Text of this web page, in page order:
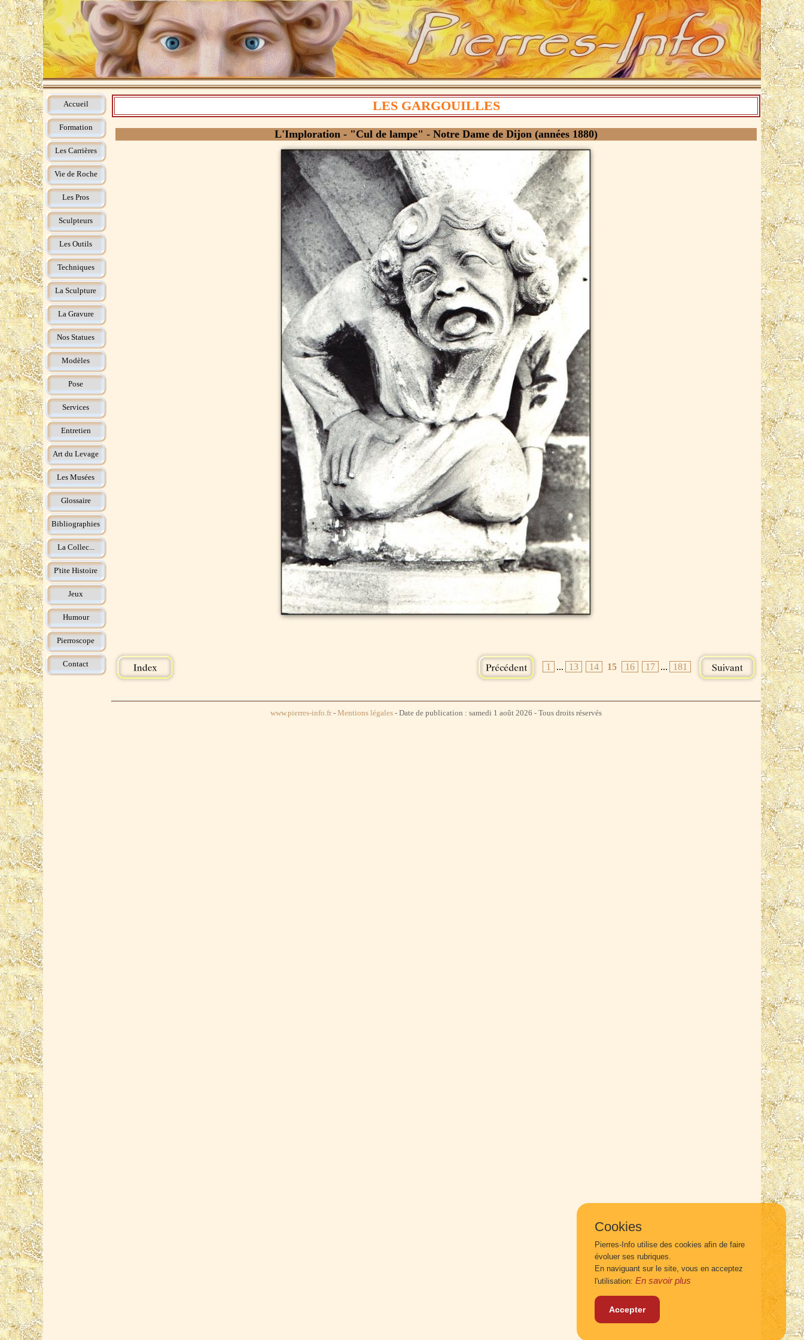
Accueil
Formation
Les Carrières
Vie de Roche
Les Pros
Sculpteurs
Les Outils
Techniques
La Sculpture
La Gravure
Nos Statues
Modèles
Pose
Services
Entretien
Art du Levage
Les Musées
Glossaire
Bibliographies
La Collec...
P'tite Histoire
Jeux
Humour
Pierroscope
Contact
LES GARGOUILLES
L'Imploration - "Cul de lampe" - Notre Dame de Dijon (années 1880)
1 ... 13 14 15 16 17 ... 181
www.pierres-info.fr- Mentions légales - Date de publication : samedi 1 août 2026 - Tous droits réservés
Cookies
Pierres-Info utilise des cookies afin de faire
évoluer ses rubriques.
En naviguant sur le site, vous en acceptez
l'utilisation: En savoir plus
Accepter